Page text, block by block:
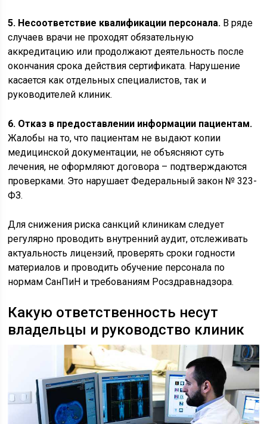
5. Несоответствие квалификации персонала. В ряде
случаев врачи не проходят обязательную
аккредитацию или продолжают деятельность после
окончания срока действия сертификата. Нарушение
касается как отдельных специалистов, так и
руководителей клиник.
6. Отказ в предоставлении информации пациентам.
Жалобы на то, что пациентам не выдают копии
медицинской документации, не объясняют суть
лечения, не оформляют договора – подтверждаются
проверками. Это нарушает Федеральный закон № 323-
ФЗ.
Для снижения риска санкций клиникам следует
регулярно проводить внутренний аудит, отслеживать
актуальность лицензий, проверять сроки годности
материалов и проводить обучение персонала по
нормам СанПиН и требованиям Росздравнадзора.
Какую ответственность несут
владельцы и руководство клиник